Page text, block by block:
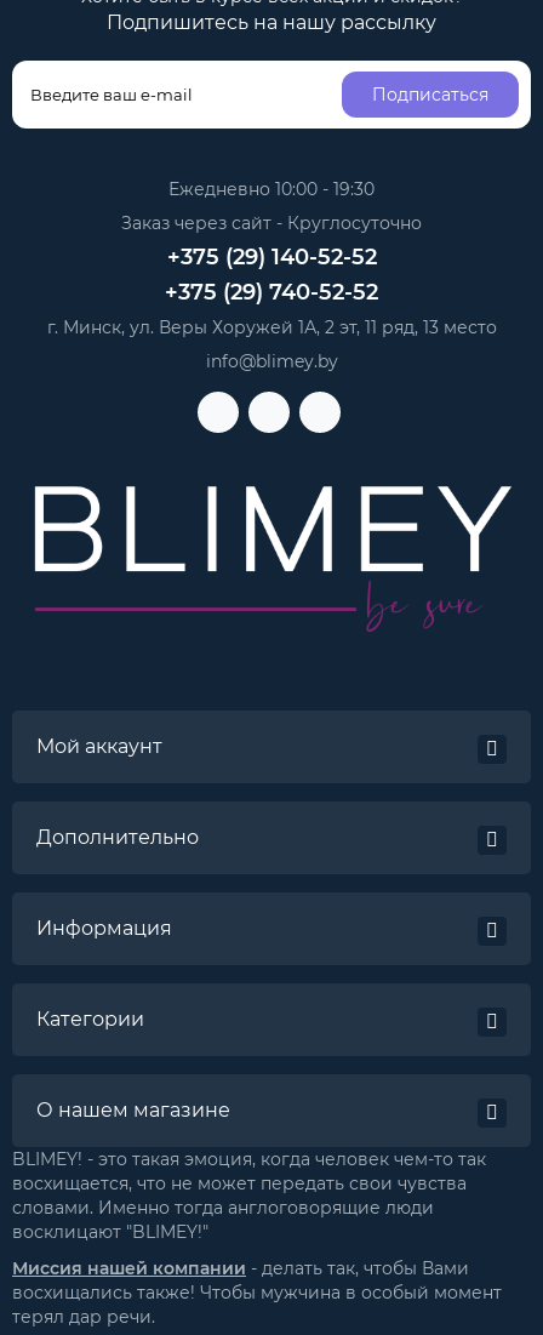
Подпишитесь на нашу рассылку
Подписаться
Ежедневно 10:00 - 19:30
Заказ через сайт - Круглосуточно
+375 (29) 140-52-52
+375 (29) 740-52-52
г. Минск, ул. Веры Хоружей 1А, 2 эт, 11 ряд, 13 место
info@blimey.by
Мой аккаунт
Дополнительно
Информация
Категории
О нашем магазине
BLIMEY! - это такая эмоция, когда человек чем-то так
восхищается, что не может передать свои чувства
словами. Именно тогда англоговорящие люди
восклицают "BLIMEY!"
Миссия нашей компании - делать так, чтобы Вами
восхищались также! Чтобы мужчина в особый момент
терял дар речи.